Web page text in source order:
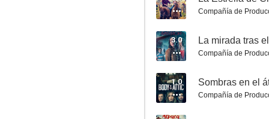
Un error del pasado
Compañía de
3.0 La mirada tras
Compañía de
1.0 Sombras en el
Compañía de